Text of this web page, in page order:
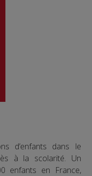
d’enfants dans le
à la scolarité. Un
enfants en France,